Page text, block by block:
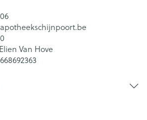
apotheekschijnpoort.be
Elien Van Hove